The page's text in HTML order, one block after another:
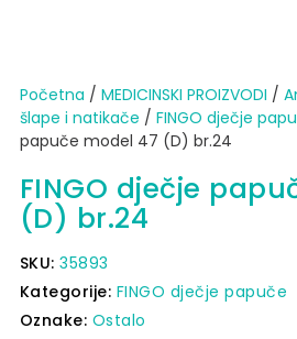
Početna / MEDICINSKI PROIZVODI /
šlape i natikače / FINGO dječje
papuče model 47 (D) br.24
FINGO dječje
(D) br.24
SKU:35893
Kategorije: FINGO dječje papuče
Oznake: Ostalo